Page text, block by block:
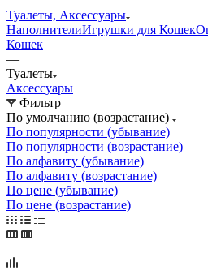
Туалеты, Аксессуары
НаполнителиИгрушки для Кошек
Кошек
—
Туалеты
Аксессуары
Фильтр
По умолчанию (возрастание)
По популярности (убывание)
По популярности (возрастание)
По алфавиту (убывание)
По алфавиту (возрастание)
По цене (убывание)
По цене (возрастание)